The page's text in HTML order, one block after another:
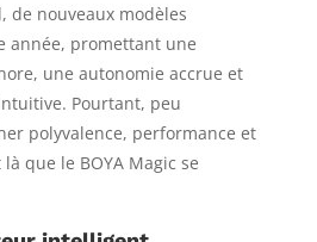
de nouveaux modèles
année, promettant une
une autonomie accrue et
Pourtant, peu
polyvalence, performance et
que le BOYA Magic se